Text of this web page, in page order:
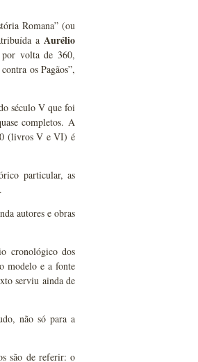
Romana” (ou
a Aurélio
volta de 360,
os Pagãos”,
século V que foi
completos. A
(livros V e VI) é
particular, as
autores e obras
cronológico dos
modelo e a fonte
serviu ainda de
não só para a
são de referir: o